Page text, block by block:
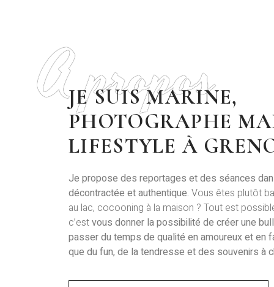
JE SUIS MARINE,
PHOTOGRAPHE
LIFESTYLE À
A propos
Je propose des reportages et des séances
décontractée et authentique. Vous êtes plutôt
au lac, cocooning à la maison ? Tout est
c’estvous donner la possibilité de créer une
passer du temps de qualité en amoureux et en
que du fun, de la tendresse et des souvenirs à